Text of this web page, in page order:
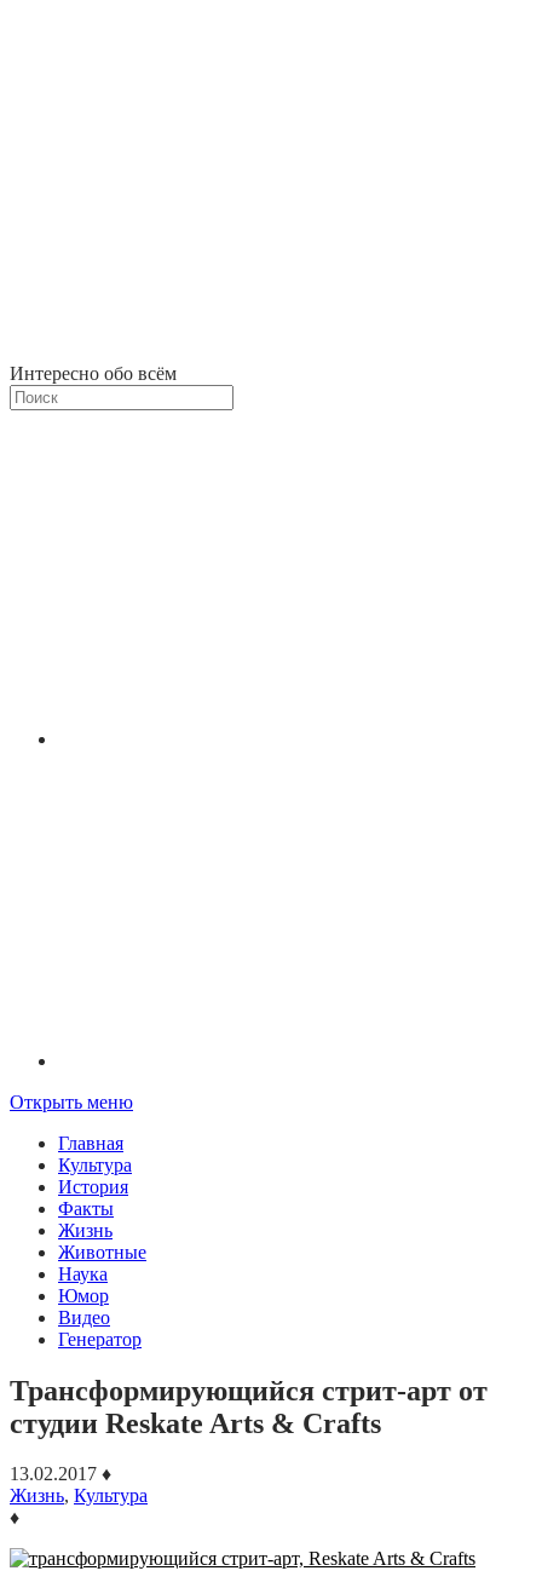
Интересно обо всём
Открыть меню
Главная
Культура
История
Факты
Жизнь
Животные
Наука
Юмор
Видео
Генератор
Трансформирующийся стрит-арт от
студии Reskate Arts & Crafts
13.02.2017 ♦
Жизнь, Культура
♦